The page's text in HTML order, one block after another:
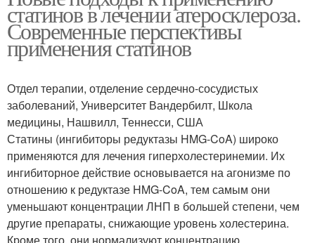
статинов в лечении атеросклероза.
Современные перспективы
применения статинов
Отдел терапии, отделение сердечно-сосудистых
заболеваний, Университет Вандербилт, Школа
медицины, Нашвилл, Теннесси, США
Статины (ингибиторы редуктазы HMG-CoA) широко
применяются для лечения гиперхолестеринемии. Их
ингибиторное действие основывается на агонизме по
отношению к редуктазе HMG-CoA, тем самым они
уменьшают концентрации ЛНП в большей степени, чем
другие препараты, снижающие уровень холестерина.